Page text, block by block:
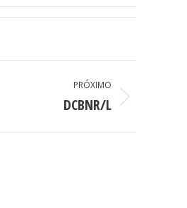
PRÓXIMO
DCBNR/L